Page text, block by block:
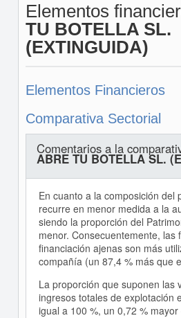
Elementos
TU BOTELLA SL.
(EXTINGUIDA)
Elementos Financieros
Comparativa Sectorial
Comentarios a la
ABRE TU BOTELLA SL.
En cuanto a la composición del
recurre en menor medida a la
siendo la proporción del
menor. Consecuentemente, las
financiación ajenas son más
compañía (un 87,4 % más que
La proporción que suponen las
ingresos totales de explotación
igual a 100 %, un 0,72 %